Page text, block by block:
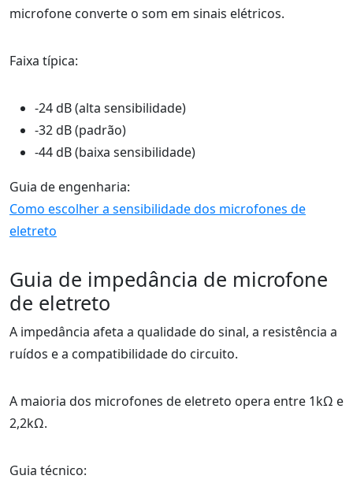
microfone converte o som em sinais elétricos.
Faixa típica:
-24 dB (alta sensibilidade)
-32 dB (padrão)
-44 dB (baixa sensibilidade)
Guia de engenharia:
Como escolher a sensibilidade dos microfones de
eletreto
Guia de impedância de microfone
de eletreto
A impedância afeta a qualidade do sinal, a resistência a
ruídos e a compatibilidade do circuito.
A maioria dos microfones de eletreto opera entre 1kΩ e
2,2kΩ.
Guia técnico: